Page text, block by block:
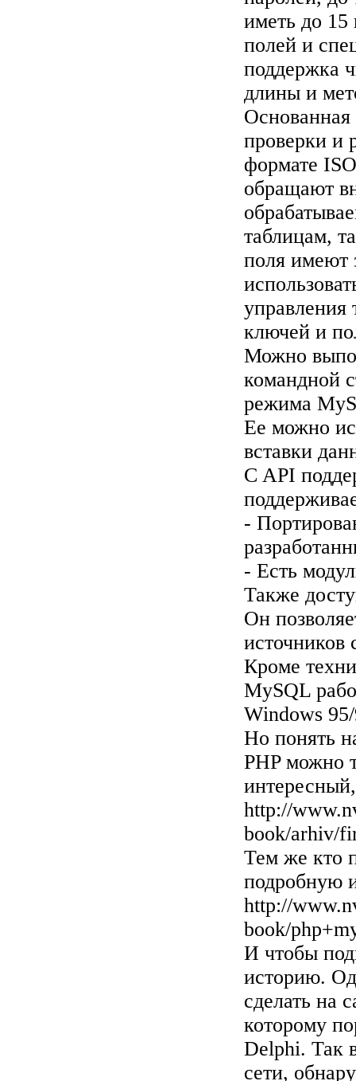
иметь до
полей и
поддержка
длины и
Основанная
проверки и
формате
обращают
таблицам,
поля имеют
управления
ключей и
Можно
командной
режима
Ее можно
вставки
C API
-
- Есть
Также
Он
источников
Кроме
MySQL
Windows
Но понять
PHP можно
http://
book/arhiv/
Тем же кто
подробную
http://
book/
И чтобы
историю.
сделать на
которому
Delphi. Так
сети,